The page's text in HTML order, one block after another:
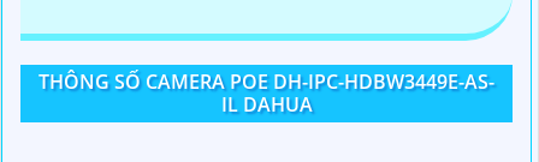
THÔNG SỐ CAMERA POE DH-IPC-HDBW3449E-AS-
IL DAHUA